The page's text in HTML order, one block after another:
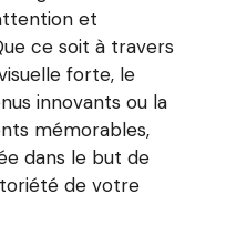
et
ce soit à travers
forte, le
innovants ou la
mémorables,
dans le but de
de votre